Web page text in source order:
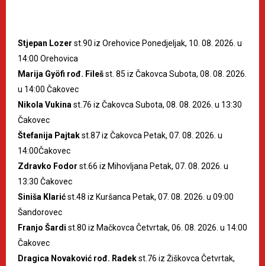
Stjepan Lozer st.90 iz Orehovice Ponedjeljak, 10. 08. 2026. u
14:00 Orehovica
Marija Gyöfi rođ. Filešst. 85 iz Čakovca Subota, 08. 08. 2026.
u 14:00 Čakovec
Nikola Vukinast.76 iz Čakovca Subota, 08. 08. 2026. u 13:30
Čakovec
Štefanija Pajtakst.87 iz Čakovca Petak, 07. 08. 2026. u
14:00Čakovec
Zdravko Fodor st.66 iz Mihovljana Petak, 07. 08. 2026. u
13:30 Čakovec
Siniša Klarićst.48 iz Kuršanca Petak, 07. 08. 2026. u 09:00
Šandorovec
Franjo Šardi st.80 iz Mačkovca Četvrtak, 06. 08. 2026. u 14:00
Čakovec
Dragica Novaković rođ. Radekst.76 iz Žiškovca Četvrtak,